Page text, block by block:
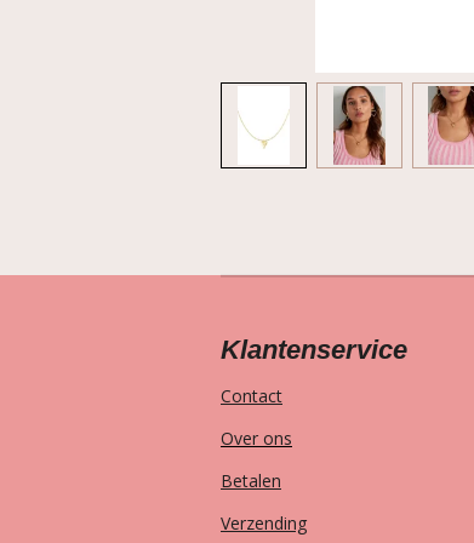
Klantenservice
Contact
Over ons
Betalen
Verzending